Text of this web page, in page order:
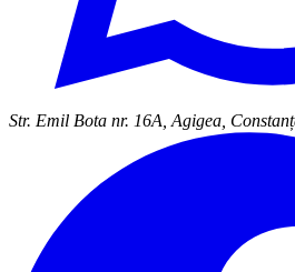
Str. Emil Bota nr. 16A, Agigea,